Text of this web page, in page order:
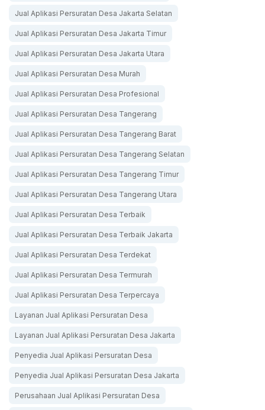
Jual Aplikasi Persuratan Desa Jakarta Selatan
Jual Aplikasi Persuratan Desa Jakarta Timur
Jual Aplikasi Persuratan Desa Jakarta Utara
Jual Aplikasi Persuratan Desa Murah
Jual Aplikasi Persuratan Desa Profesional
Jual Aplikasi Persuratan Desa Tangerang
Jual Aplikasi Persuratan Desa Tangerang Barat
Jual Aplikasi Persuratan Desa Tangerang Selatan
Jual Aplikasi Persuratan Desa Tangerang Timur
Jual Aplikasi Persuratan Desa Tangerang Utara
Jual Aplikasi Persuratan Desa Terbaik
Jual Aplikasi Persuratan Desa Terbaik Jakarta
Jual Aplikasi Persuratan Desa Terdekat
Jual Aplikasi Persuratan Desa Termurah
Jual Aplikasi Persuratan Desa Terpercaya
Layanan Jual Aplikasi Persuratan Desa
Layanan Jual Aplikasi Persuratan Desa Jakarta
Penyedia Jual Aplikasi Persuratan Desa
Penyedia Jual Aplikasi Persuratan Desa Jakarta
Perusahaan Jual Aplikasi Persuratan Desa